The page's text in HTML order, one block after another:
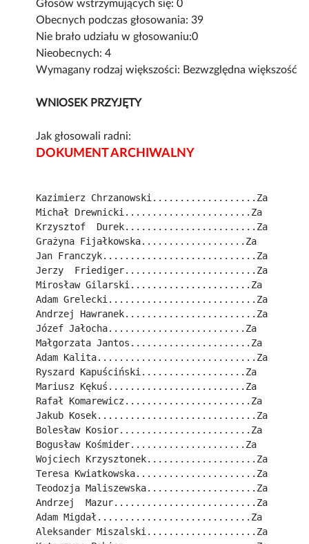
Głosów wstrzymujących się: 0
Obecnych podczas głosowania: 39
Nie brało udziału w głosowaniu:0
Nieobecnych: 4
Wymagany rodzaj większości: Bezwzględna większość
WNIOSEK PRZYJĘTY
Jak głosowali radni:
DOKUMENT ARCHIWALNY
Kazimierz Chrzanowski...................Za
Michał Drewnicki.......................Za
Krzysztof  Durek........................Za
Grażyna Fijałkowska...................Za
Jan Franczyk............................Za
Jerzy  Friediger........................Za
Mirosław Gilarski......................Za
Adam Grelecki...........................Za
Andrzej Hawranek........................Za
Józef Jałocha.........................Za
Małgorzata Jantos......................Za
Adam Kalita.............................Za
Ryszard Kapuściński...................Za
Mariusz Kękuś.........................Za
Rafał Komarewicz.......................Za
Jakub Kosek.............................Za
Bolesław Kosior........................Za
Bogusław Kośmider.....................Za
Wojciech Krzysztonek....................Za
Teresa Kwiatkowska......................Za
Teodozja Maliszewska....................Za
Andrzej  Mazur..........................Za
Adam Migdał............................Za
Aleksander Miszalski....................Za